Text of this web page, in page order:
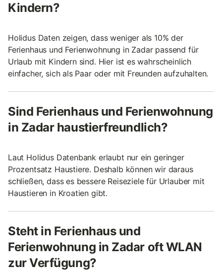
Kindern?
Holidus Daten zeigen, dass weniger als 10% der
Ferienhaus und Ferienwohnung in Zadar passend für
Urlaub mit Kindern sind. Hier ist es wahrscheinlich
einfacher, sich als Paar oder mit Freunden aufzuhalten.
Sind Ferienhaus und Ferienwohnung
in Zadar haustierfreundlich?
Laut Holidus Datenbank erlaubt nur ein geringer
Prozentsatz Haustiere. Deshalb können wir daraus
schließen, dass es bessere Reiseziele für Urlauber mit
Haustieren in Kroatien gibt.
Steht in Ferienhaus und
Ferienwohnung in Zadar oft WLAN
zur Verfügung?